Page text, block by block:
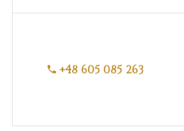
+48 605 085 263